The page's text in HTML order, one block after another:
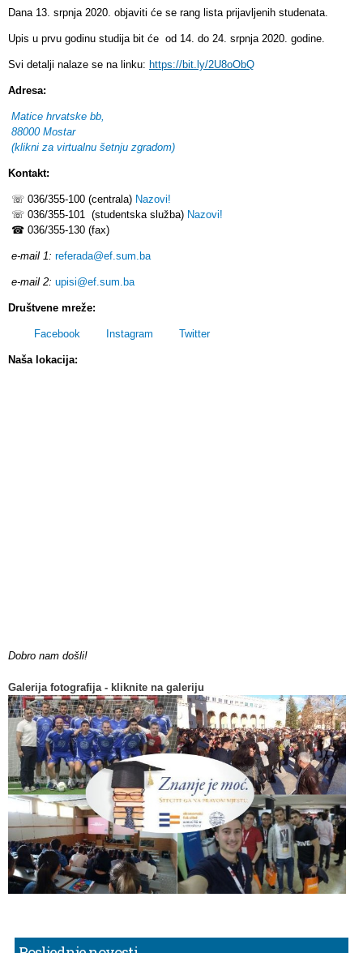
Dana 13. srpnja 2020. objaviti će se rang lista prijavljenih studenata.
Upis u prvu godinu studija bit će od 14. do 24. srpnja 2020. godine.
Svi detalji nalaze se na linku: https://bit.ly/2U8oObQ
Adresa:
Matice hrvatske bb,
88000 Mostar
(klikni za virtualnu šetnju zgradom)
Kontakt:
☏ 036/355-100 (centrala) Nazovi!
☏ 036/355-101 (studentska služba) Nazovi!
☎ 036/355-130 (fax)
e-mail 1: referada@ef.sum.ba
e-mail 2: upisi@ef.sum.ba
Društvene mreže:
Facebook Instagram Twitter
Naša lokacija:
Dobro nam došli!
Galerija fotografija - kliknite na galeriju